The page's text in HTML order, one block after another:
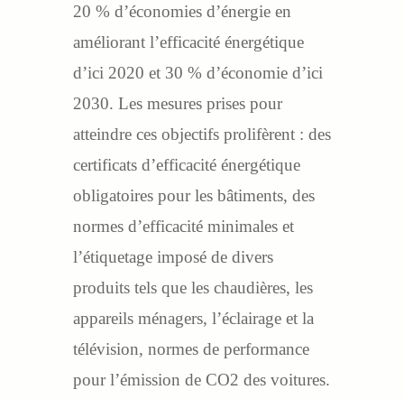
20 % d’économies d’énergie en
améliorant l’efficacité énergétique
d’ici 2020 et 30 % d’économie d’ici
2030. Les mesures prises pour
atteindre ces objectifs prolifèrent : des
certificats d’efficacité énergétique
obligatoires pour les bâtiments, des
normes d’efficacité minimales et
l’étiquetage imposé de divers
produits tels que les chaudières, les
appareils ménagers, l’éclairage et la
télévision, normes de performance
pour l’émission de CO2 des voitures.